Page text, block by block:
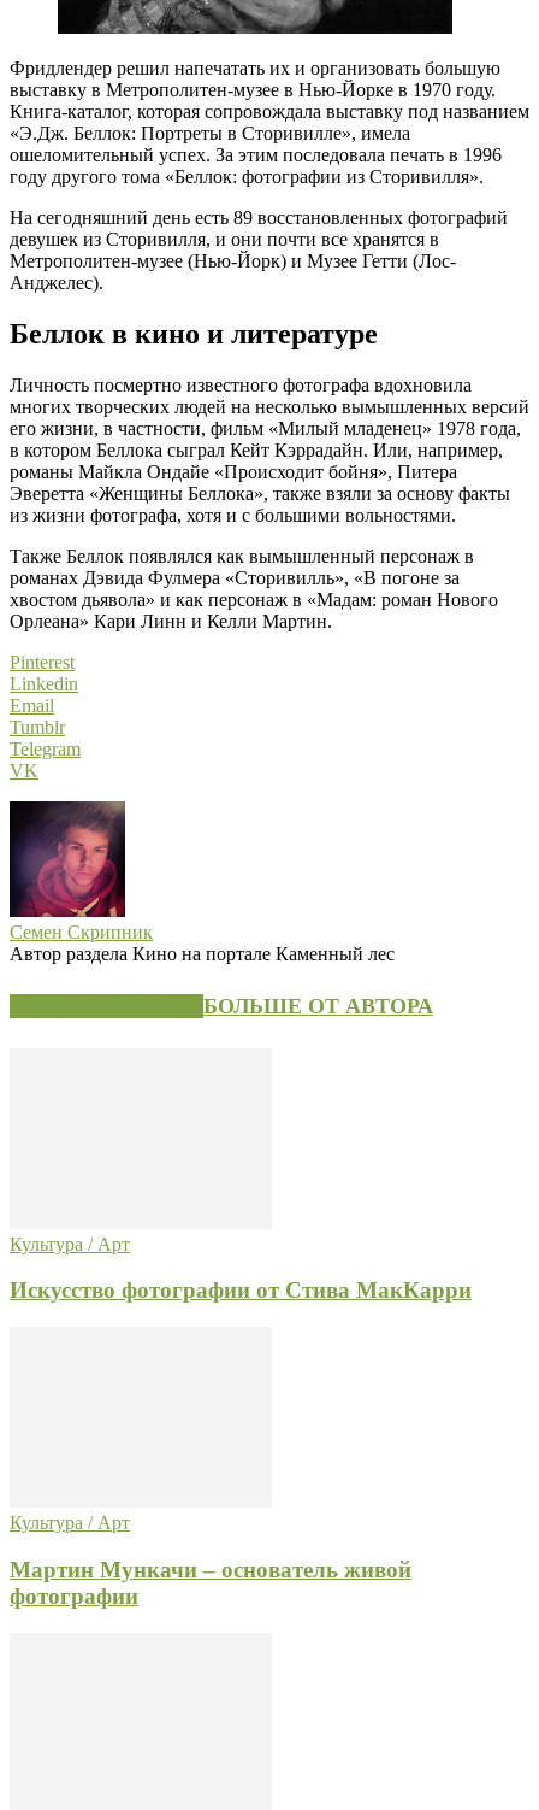
Фридлендер решил напечатать их и организовать большую
выставку в Метрополитен-музее в Нью-Йорке в 1970 году.
Книга-каталог, которая сопровождала выставку под названием
«Э.Дж. Беллок: Портреты в Сторивилле», имела
ошеломительный успех. За этим последовала печать в 1996
году другого тома «Беллок: фотографии из Сторивилля».
На сегодняшний день есть 89 восстановленных фотографий
девушек из Сторивилля, и они почти все хранятся в
Метрополитен-музее (Нью-Йорк) и Музее Гетти (Лос-
Анджелес).
Беллок в кино и литературе
Личность посмертно известного фотографа вдохновила
многих творческих людей на несколько вымышленных версий
его жизни, в частности, фильм «Милый младенец» 1978 года,
в котором Беллока сыграл Кейт Кэррадайн. Или, например,
романы Майкла Ондайе «Происходит бойня», Питера
Эверетта «Женщины Беллока», также взяли за основу факты
из жизни фотографа, хотя и с большими вольностями.
Также Беллок появлялся как вымышленный персонаж в
романах Дэвида Фулмера «Сторивилль», «В погоне за
хвостом дьявола» и как персонаж в «Мадам: роман Нового
Орлеана» Кари Линн и Келли Мартин.
Pinterest
Linkedin
Email
Tumblr
Telegram
VK
Семен Скрипник
Автор раздела Кино на портале Каменный лес
БОЛЬШЕ ОТ АВТОРА
Культура / Арт
Искусство фотографии от Стива МакКарри
Культура / Арт
Мартин Мункачи – основатель живой
фотографии